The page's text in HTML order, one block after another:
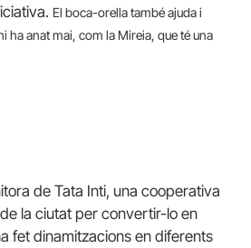
El boca-orella també ajuda i
ha anat mai, com la Mireia, que té una
de Tata Inti, una cooperativa
la ciutat per convertir-lo en
fet dinamitzacions en diferents